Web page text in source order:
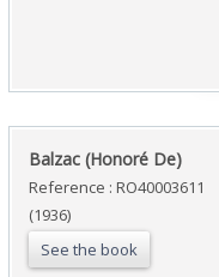
‎Balzac (Honoré De)‎
Reference : RO40003611
(1936)
See the book